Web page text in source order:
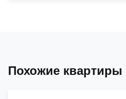
Похожие квартиры